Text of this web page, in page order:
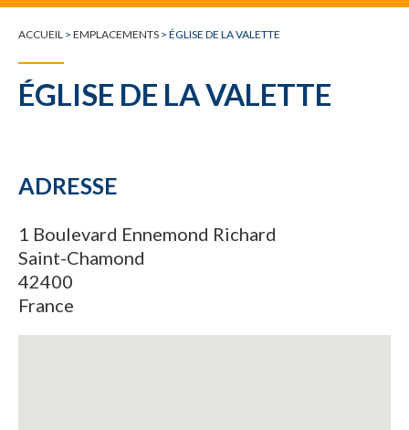
ACCUEIL > EMPLACEMENTS > ÉGLISE DE LA VALETTE
ÉGLISE DE LA VALETTE
ADRESSE
1 Boulevard Ennemond Richard
Saint-Chamond
42400
France